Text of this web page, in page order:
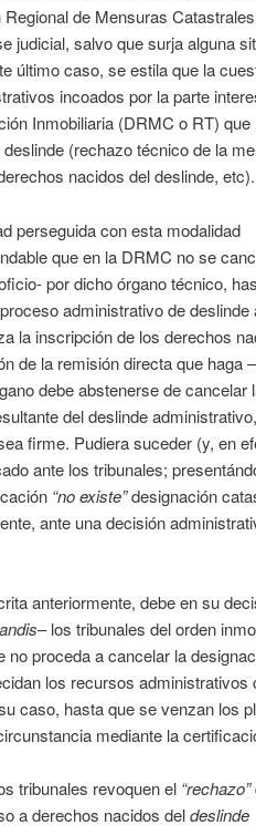
de Mensuras
judicial, salvo que surja alguna
último caso, se estila que la
incoados por la parte
Inmobiliaria (DRMC o RT) que
(rechazo técnico de la
nacidos del deslinde, etc).
perseguida con esta modalidad
que en la DRMC no se
por dicho órgano técnico,
administrativo de deslinde
la inscripción de los derechos
de la remisión directa que haga
debe abstenerse de cancelar
del deslinde
firme. Pudiera suceder (y, en
ante los tribunales;
“no existe”designación
ante una decisión
anteriormente, debe en su
– los tribunales del orden
no proceda a cancelar la
los recursos administrativos
caso, hasta que se venzan los
mediante la
tribunales revoquen el “rechazo”
a derechos nacidos deldeslinde